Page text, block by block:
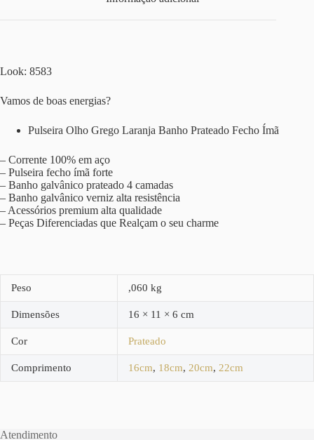
Look: 8583
Vamos de boas energias?
Pulseira Olho Grego Laranja Banho Prateado Fecho Ímã
– Corrente 100% em aço
– Pulseira fecho ímã forte
– Banho galvânico prateado 4 camadas
– Banho galvânico verniz alta resistência
– Acessórios premium alta qualidade
– Peças Diferenciadas que Realçam o seu charme
Peso ,060 kg
Dimensões 16 × 11 × 6 cm
Cor Prateado
Comprimento 16cm, 18cm, 20cm, 22cm
Atendimento